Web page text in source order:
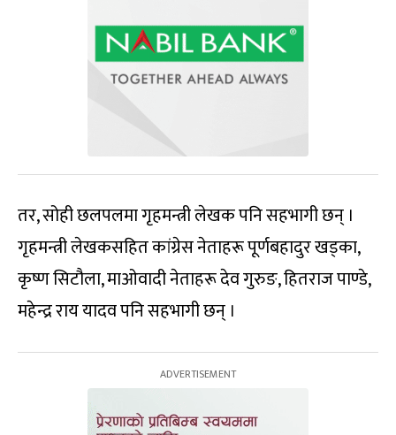
तर, सोही छलपलमा गृहमन्त्री लेखक पनि सहभागी छन् ।
गृहमन्त्री लेखकसहित कांग्रेस नेताहरू पूर्णबहादुर खड्का,
कृष्ण सिटौला, माओवादी नेताहरू देव गुरुङ, हितराज पाण्डे,
महेन्द्र राय यादव पनि सहभागी छन् ।